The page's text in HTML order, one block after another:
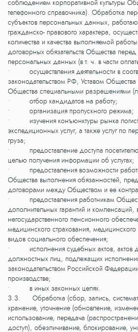
соблюдением корпоративной культуры
телефонного справочника). Обработка
субъектов персональных данных,
гражданско- правового характера,
количества и качества выполняемой
договорных обязательств Общества перед
персональных данных (в т. ч. в части
• осуществления деятельности в
законодательством РФ, Уставом
Общества специальными разрешениями
• отбор кандидатов на работу;
• организация пропускного режима;
• изучения конъюнктуры рынка
экспедиционных услуг, а также услуг по
груза;
• предоставление доступа
целью получения информации об услугах;
• предоставления возможности
Общества выполнения обязанностей,
договорами между Обществом и ее
• предоставления работникам
дополнительных гарантий и компенсаций,
негосударственного пенсионного
медицинского страхования,
видов социального обеспечения;
• исполнения судебных актов, актов
должностных лиц, подлежащих
законодательством Российской
производстве;
• в иных законных целях.
3.3. Обработка (сбор, запись,
хранение, уточнение (обновление,
использование, передача
доступ), обезличивание, блокирование,